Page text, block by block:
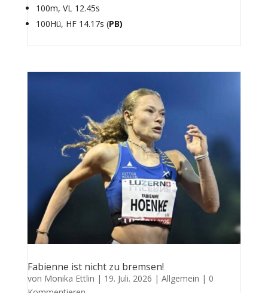
100m, VL 12.45s
100Hü, HF 14.17s (PB)
Fabienne ist nicht zu bremsen!
von Monika Ettlin | 19. Juli. 2026 | Allgemein | 0